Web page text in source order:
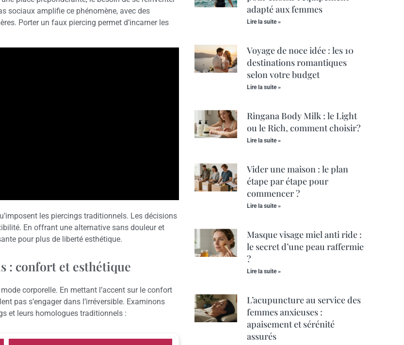
sociaux amplifie ce phénomène, avec des
Porter un faux piercing permet d’incarner les
les piercings traditionnels. Les décisions
En offrant une alternative sans douleur et
pour plus de liberté esthétique.
: confort et esthétique
corporelle. En mettant l’accent sur le confort
pas s’engager dans l’irréversible. Examinons
et leurs homologues traditionnels :
adapté aux femmes
Lire la suite »
Voyage de noce idée : les 10
destinations romantiques
selon votre budget
Lire la suite »
Ringana Body Milk : le Light
ou le Rich, comment choisir?
Lire la suite »
Vider une maison : le plan
étape par étape pour
commencer ?
Lire la suite »
Masque visage miel anti ride :
le secret d’une peau raffermie
?
Lire la suite »
L’acupuncture au service des
femmes anxieuses :
apaisement et sérénité
assurés